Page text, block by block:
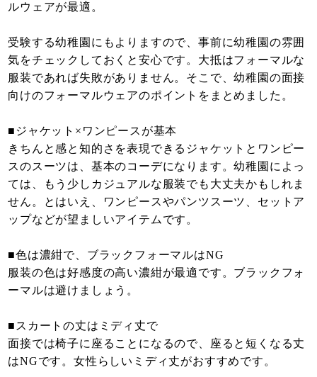
ルウェアが最適。
受験する幼稚園にもよりますので、事前に幼稚園の雰囲
気をチェックしておくと安心です。大抵はフォーマルな
服装であれば失敗がありません。そこで、幼稚園の面接
向けのフォーマルウェアのポイントをまとめました。
■ジャケット×ワンピースが基本
きちんと感と知的さを表現できるジャケットとワンピー
スのスーツは、基本のコーデになります。幼稚園によっ
ては、もう少しカジュアルな服装でも大丈夫かもしれま
せん。とはいえ、ワンピースやパンツスーツ、セットア
ップなどが望ましいアイテムです。
■色は濃紺で、ブラックフォーマルはNG
服装の色は好感度の高い濃紺が最適です。ブラックフォ
ーマルは避けましょう。
■スカートの丈はミディ丈で
面接では椅子に座ることになるので、座ると短くなる丈
はNGです。女性らしいミディ丈がおすすめです。